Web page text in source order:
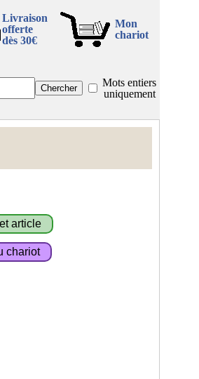
Livraison
offerte
dès 30€
Mon
chariot
Mots entiers
uniquement